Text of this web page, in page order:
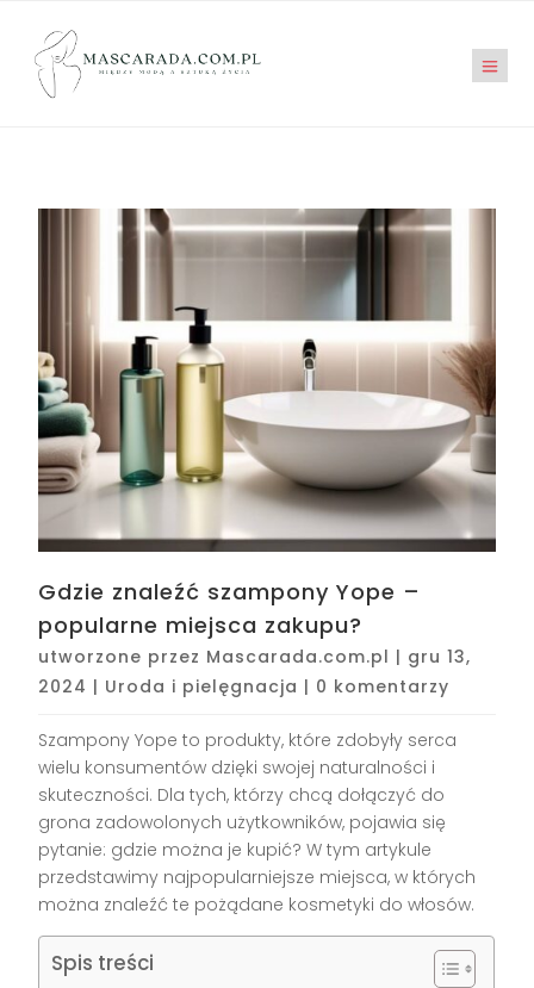
Gdzie znaleźć szampony Yope –
popularne miejsca zakupu?
utworzone przez Mascarada.com.pl | gru 13,
2024 | Uroda i pielęgnacja | 0 komentarzy
Szampony Yope to produkty, które zdobyły serca
wielu konsumentów dzięki swojej naturalności i
skuteczności. Dla tych, którzy chcą dołączyć do
grona zadowolonych użytkowników, pojawia się
pytanie: gdzie można je kupić? W tym artykule
przedstawimy najpopularniejsze miejsca, w których
można znaleźć te pożądane kosmetyki do włosów.
Spis treści